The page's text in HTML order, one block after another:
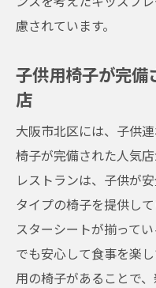
慮されています。
子供用椅子が完備
店
大阪市北区には、子供
椅子が完備された人気
レストランは、子供が
タイプの椅子を提供し
スターシートが揃って
でも安心して食事を楽
用の椅子があることで